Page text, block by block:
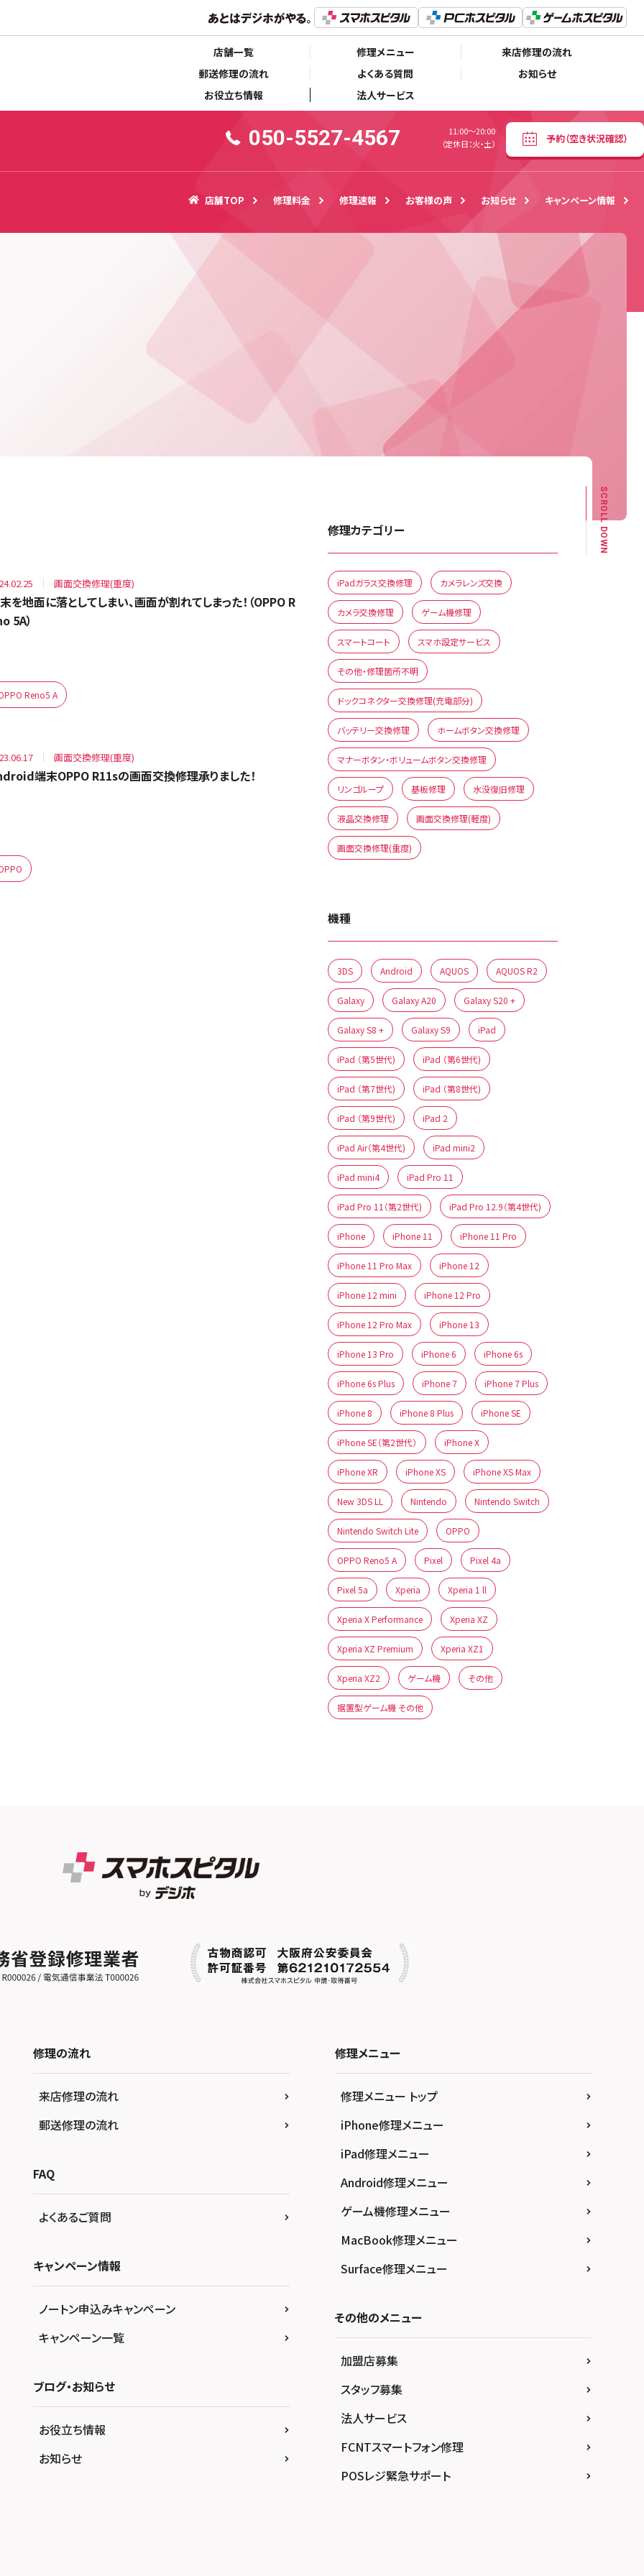
店舗一覧 修理メニュー
来店修理の流れ
郵送修理の流れ
よくある質問
お知らせ
お役立ち情報
法人サービス
せ キャンペーン情報
050-5527-4567
11:00〜20:00
（定休日：火・土）
予約（空き状況確認）
050-5527-4567
11:00〜20:00
（定休日：火・土）
予約（空き状況確認）
店舗TOP 修理料金 修理速報 お客様の声 お知らせ キャンペーン情報
SCROLL DOWN
画面交換修理(重度)
を地面に落としてしまい、画面が割れてしまった！（OPPO R
5A）
Reno5 A
画面交換修理(重度)
端末OPPO R11sの画面交換修理承りました！
修理カテゴリー
iPadガラス交換修理 カメラレンズ交換
カメラ交換修理 ゲーム機修理
スマートコート スマホ設定サービス
その他・修理箇所不明
ドックコネクター交換修理(充電部分)
バッテリー交換修理 ホームボタン交換修理
マナーボタン・ボリュームボタン交換修理
リンゴループ 基板修理 水没復旧修理
液晶交換修理 画面交換修理(軽度)
画面交換修理(重度)
機種
3DS Android AQUOS AQUOS R2
Galaxy Galaxy A20 Galaxy S20 +
Galaxy S8 + Galaxy S9 iPad
iPad （第5世代) iPad （第6世代)
iPad （第7世代) iPad （第8世代)
iPad （第9世代) iPad 2
iPad Air（第4世代) iPad mini2
iPad mini4 iPad Pro 11
iPad Pro 11（第2世代) iPad Pro 12.9（第4世代)
iPhone iPhone 11 iPhone 11 Pro
iPhone 11 Pro Max iPhone 12
iPhone 12 mini iPhone 12 Pro
iPhone 12 Pro Max iPhone 13
iPhone 13 Pro iPhone 6 iPhone 6s
iPhone 6s Plus iPhone 7 iPhone 7 Plus
iPhone 8 iPhone 8 Plus iPhone SE
iPhone SE（第2世代） iPhone X
iPhone XR iPhone XS iPhone XS Max
New 3DS LL Nintendo Nintendo Switch
Nintendo Switch Lite OPPO
OPPO Reno5 A Pixel Pixel 4a
Pixel 5a Xperia Xperia 1 ll
Xperia X Performance Xperia XZ
Xperia XZ Premium Xperia XZ1
Xperia XZ2 ゲーム機 その他
据置型ゲーム機 その他
修理の流れ
来店修理の流れ
郵送修理の流れ
FAQ
よくあるご質問
キャンペーン情報
ノートン申込みキャンペーン
キャンペーン一覧
ブログ・お知らせ
お役立ち情報
お知らせ
修理メニュー
修理メニュー トップ
iPhone修理メニュー
iPad修理メニュー
Android修理メニュー
ゲーム機修理メニュー
MacBook修理メニュー
Surface修理メニュー
その他のメニュー
加盟店募集
スタッフ募集
法人サービス
FCNTスマートフォン修理
POSレジ緊急サポート